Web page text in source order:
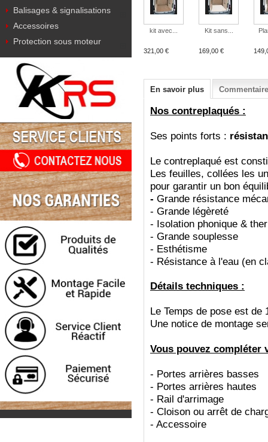
Balisages & signalisations
Accessoires
Protection sous moteur
kit avec...
321,00 €
Kit sans...
169,00 €
En savoir plus
Nos contreplaqués :
Ses points forts :
Le contreplaqué est
Les feuilles, collées les
pour garantir un bon
- Grande résistance
- Grande légèreté
- Isolation phonique &
- Grande souplesse
- Esthétisme
- Résistance à l'eau (en
Détails techniques :
Le Temps de pose est de
Une notice de montage
Vous pouvez
- Portes arrières basses
- Portes arrières hautes
- Rail d'arrimage
- Cloison ou arrêt de
- Accessoire